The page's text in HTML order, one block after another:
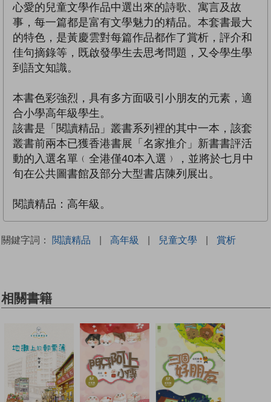
心愛的兒童文學作品中選出來的詩歌、寓言及故
事，每一篇都是富有文學魅力的精品。本套書最大
的特色，是黃慶雲對每篇作品都作了賞析，評介和
佳句摘錄等，既啟發學生去思考問題，又令學生學
到語文知識。
本書色彩強烈，具有多方面吸引小朋友的元素，適
合小學高年級學生。
該書是「閱讀精品」叢書系列裡的其中一本，該套
叢書前兩本已獲香港書展「名家推介」新書書評活
動的入選名單﹙全港僅40本入選﹚，並將於七月中
旬在公共圖書館及部分大型書店陳列展出。
閱讀精品：高年級。
關鍵字詞： 閲讀精品 | 高年級 | 兒童文學 | 賞析
相關書籍